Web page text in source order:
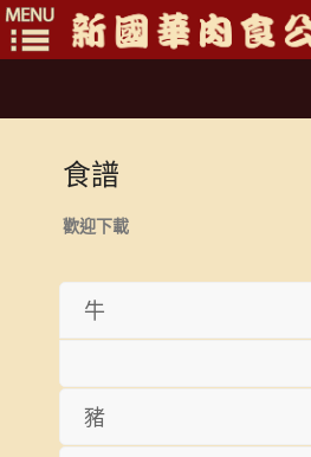
食譜
歡迎下載
牛
豬